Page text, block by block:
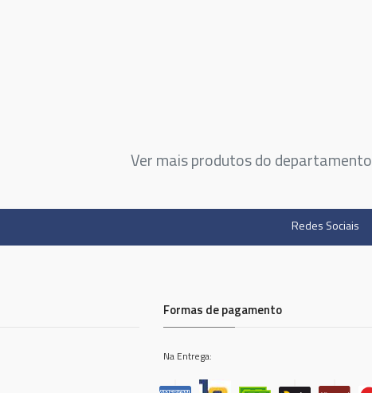
Ver mais produtos do departamento
Redes Sociais
Formas de pagamento
Na Entrega: